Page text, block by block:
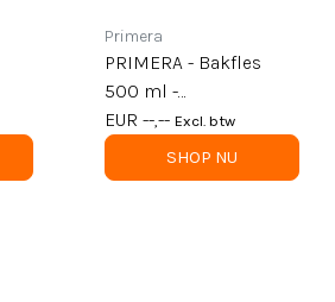
Primera
PRIMERA - Bakfles
500 ml -
Chocoladekoekjes -
Koekenbakker! - per 6
EUR --,-- Excl. btw
SHOP NU